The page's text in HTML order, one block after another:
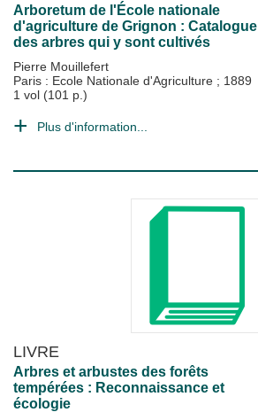
Arboretum de l'École nationale
d'agriculture de Grignon : Catalogue
des arbres qui y sont cultivés
Pierre Mouillefert
Paris : Ecole Nationale d'Agriculture ; 1889
1 vol (101 p.)
Plus d'information...
LIVRE
Arbres et arbustes des forêts
tempérées : Reconnaissance et
écologie